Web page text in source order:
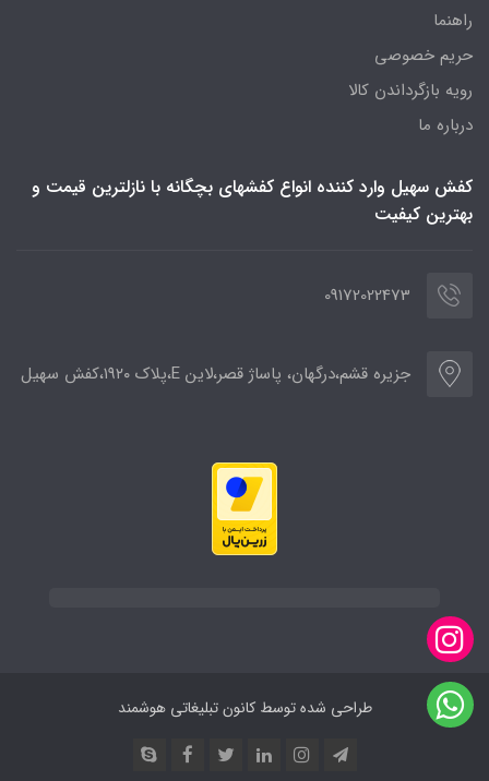
راهنما
حریم خصوصی
رویه‌ بازگرداندن کالا
درباره ما
کفش سهیل وارد کننده انواع کفشهای بچگانه با نازلترین قیمت و
بهترین کیفیت
09172022473
جزیره قشم،درگهان، پاساژ قصر،لاین E،پلاک ۱۹۲۰،کفش سهیل
طراحی شده توسط کانون تبلیغاتی هوشمند